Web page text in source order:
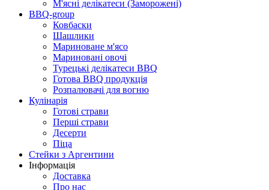
М'ясні делікатеси (Заморожені)
BBQ-group
Ковбаски
Шашлики
Мариноване м'ясо
Мариновані овочі
Турецькі делікатеси BBQ
Готова BBQ продукція
Розпалювачі для вогню
Кулінарія
Готові страви
Перші страви
Десерти
Піца
Стейки з Аргентини
Інформація
Доставка
Про нас